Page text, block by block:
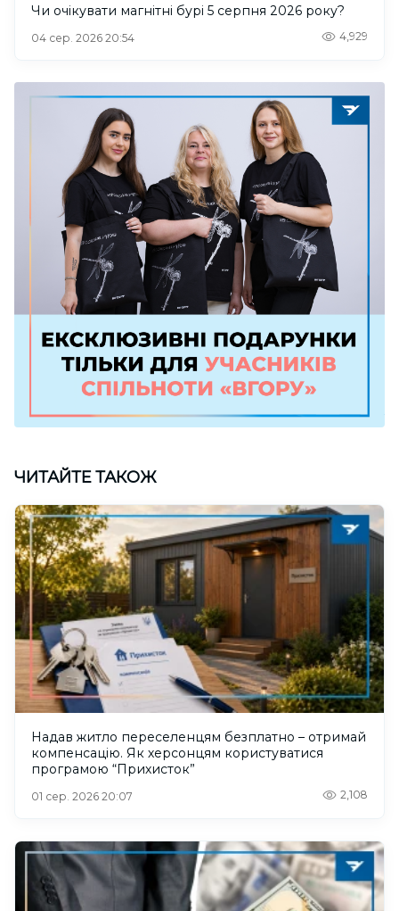
Чи очікувати магнітні бурі 5 серпня 2026 року?
04 сер. 2026 20:54 4,929
ЧИТАЙТЕ ТАКОЖ
Надав житло переселенцям безплатно – отримай
компенсацію. Як херсонцям користуватися
програмою “Прихисток”
01 сер. 2026 20:07 2,108